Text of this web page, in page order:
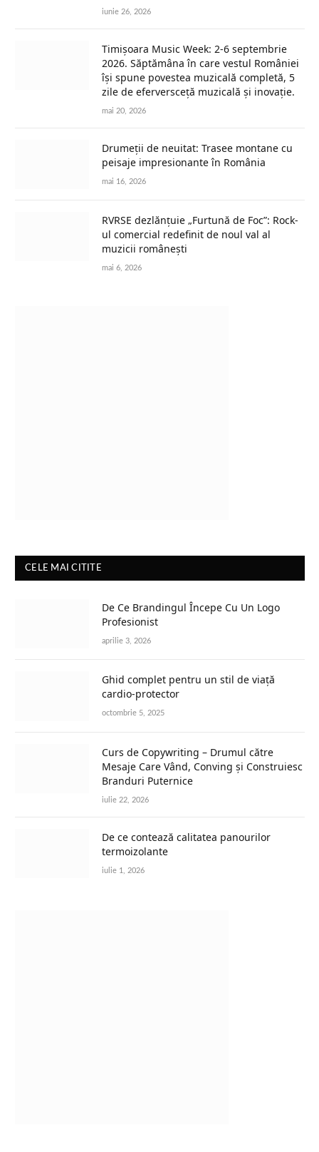
iunie 26, 2026
Timișoara Music Week: 2-6 septembrie
2026. Săptămâna în care vestul României
își spune povestea muzicală completă, 5
zile de eferversceță muzicală și inovație.
mai 20, 2026
Drumeții de neuitat: Trasee montane cu
peisaje impresionante în România
mai 16, 2026
RVRSE dezlănțuie „Furtună de Foc”: Rock-
ul comercial redefinit de noul val al
muzicii românești
mai 6, 2026
CELE MAI CITITE
De Ce Brandingul Începe Cu Un Logo
Profesionist
aprilie 3, 2026
Ghid complet pentru un stil de viață
cardio-protector
octombrie 5, 2025
Curs de Copywriting – Drumul către
Mesaje Care Vând, Conving și Construiesc
Branduri Puternice
iulie 22, 2026
De ce contează calitatea panourilor
termoizolante
iulie 1, 2026